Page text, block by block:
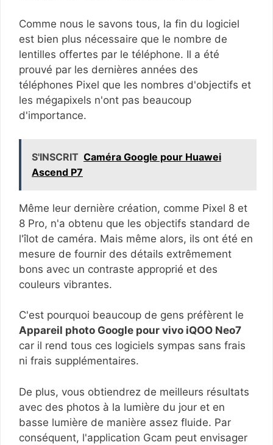
Comme nous le savons tous, la fin du logiciel
est bien plus nécessaire que le nombre de
lentilles offertes par le téléphone. Il a été
prouvé par les dernières années des
téléphones Pixel que les nombres d'objectifs et
les mégapixels n'ont pas beaucoup
d'importance.
S'INSCRIT Caméra Google pour Huawei
Ascend P7
Même leur dernière création, comme Pixel 8 et
8 Pro, n'a obtenu que les objectifs standard de
l'îlot de caméra. Mais même alors, ils ont été en
mesure de fournir des détails extrêmement
bons avec un contraste approprié et des
couleurs vibrantes.
C'est pourquoi beaucoup de gens préfèrent le
Appareil photo Google pour vivo iQOO Neo7
car il rend tous ces logiciels sympas sans frais
ni frais supplémentaires.
De plus, vous obtiendrez de meilleurs résultats
avec des photos à la lumière du jour et en
basse lumière de manière assez fluide. Par
conséquent, l'application Gcam peut envisager